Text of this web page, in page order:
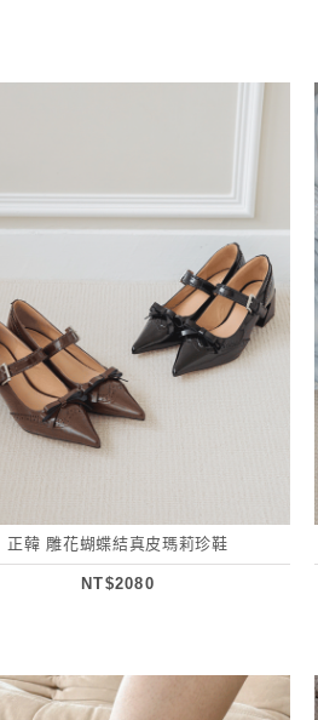
正韓 雕花蝴蝶結真皮瑪莉珍鞋
NT$2080